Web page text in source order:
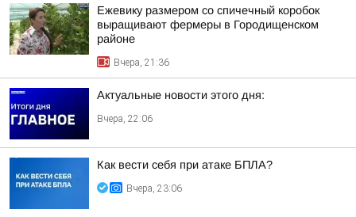
Ежевику размером со спичечный коробок
выращивают фермеры в Городищенском
районе
Вчера, 21:36
Актуальные новости этого дня:
Вчера, 22:06
Как вести себя при атаке БПЛА?
Вчера, 23:06